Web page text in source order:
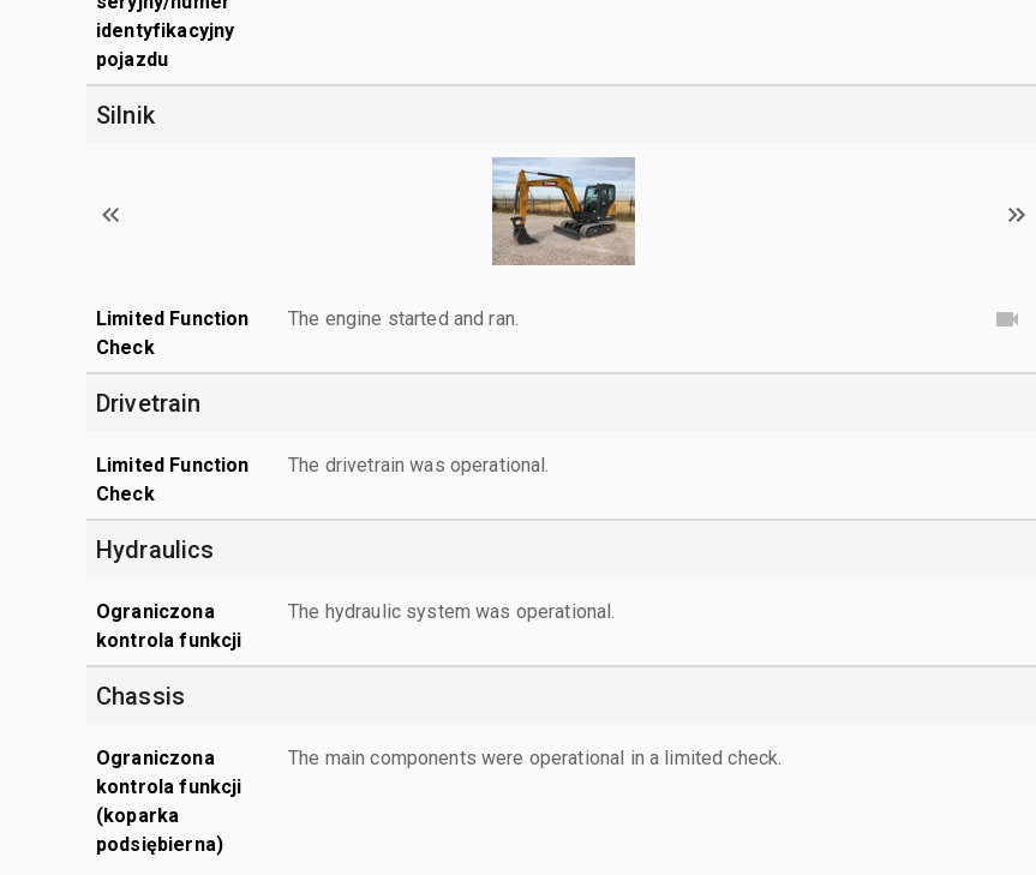
identyfikacyjny
pojazdu
Silnik
Limited Function
Check
The engine started and ran.
Drivetrain
Limited Function
Check
The drivetrain was operational.
Hydraulics
Ograniczona
kontrola funkcji
The hydraulic system was operational.
Chassis
Ograniczona
kontrola funkcji
(koparka
podsiębierna)
The main components were operational in a limited check.